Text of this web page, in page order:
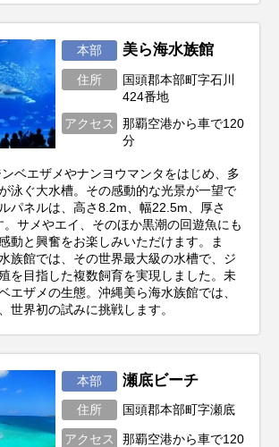
本部 美ら海水族館
住所
国頭郡本部町字石川
424番地
アクセス
那覇空港から車で120
分
ベエザメやナンヨウマンタをはじめ、多
泳ぐ大水槽。その感動的な光景が一望で
パネルは、高さ8.2m、幅22.5m、厚さ
サメやエイ、そのほか黒潮の回遊魚にも
動と興奮をお楽しみいただけます。ま
族館では、その世界最大級の水槽で、ジ
を目指した複数飼育を実現しました。未
エザメの生態。沖縄美ら海水族館では、
世界初の試みに挑戦します。
本部 瀬底ビーチ
住所 国頭郡本部町字瀬底
アクセス
那覇空港から車で120